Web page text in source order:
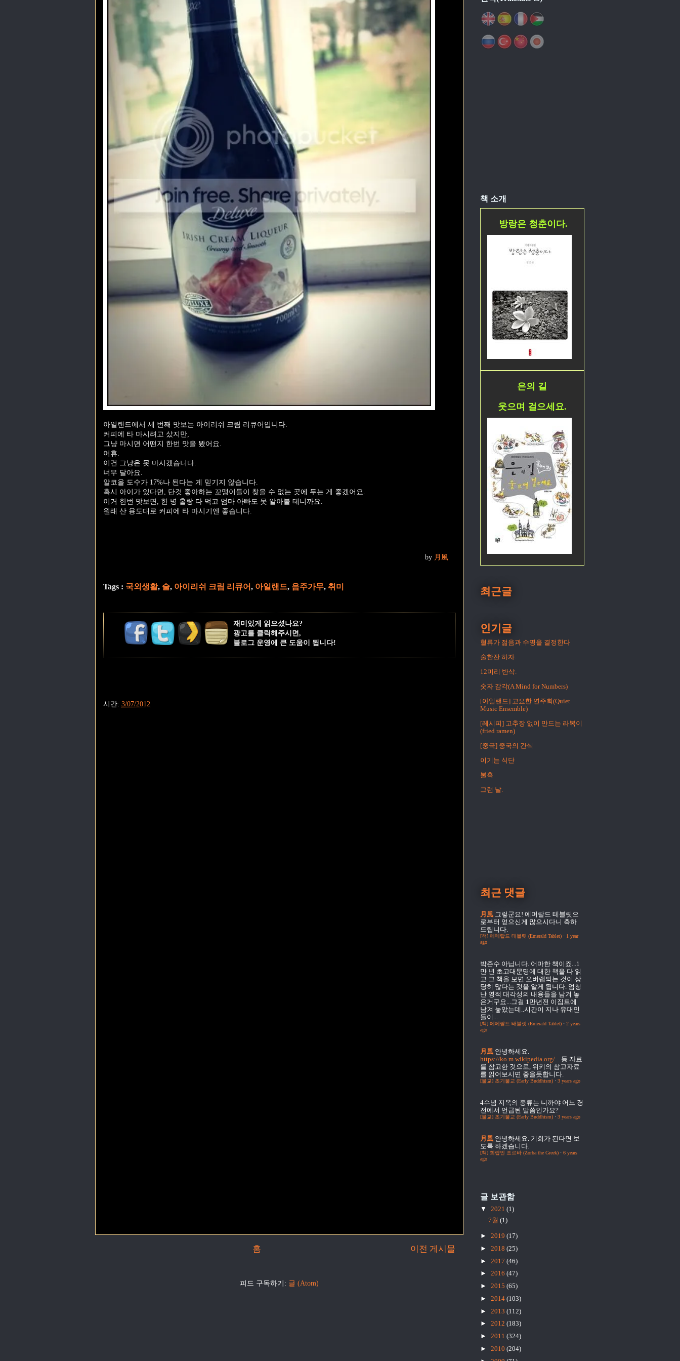
아일랜드에서 세 번째 맛보는 아이리쉬 크림 리큐어입니다.
커피에 타 마시려고 샀지만,
그냥 마시면 어떤지 한번 맛을 봤어요.
어휴.
이건 그냥은 못 마시겠습니다.
너무 달아요.
알코올 도수가 17%나 된다는 게 믿기지 않습니다.
혹시 아이가 있다면, 단것 좋아하는 꼬맹이들이 찾을 수 없는 곳에 두는 게 좋겠어요.
이거 한번 맛보면, 한 병 홀랑 다 먹고 엄마 아빠도 못 알아볼 테니까요.
원래 산 용도대로 커피에 타 마시기엔 좋습니다.
by 月風
Tags : 국외생활, 술, 아이리쉬 크림 리큐어, 아일랜드, 음주가무, 취미
재미있게 읽으셨나요?
광고를 클릭해주시면,
블로그 운영에 큰 도움이 됩니다!
시간: 3/07/2012
이전 게시물
홈
피드 구독하기: 글 (Atom)
책 소개
방랑은 청춘이다.
은의 길
웃으며 걸으세요.
최근글
인기글
혈류가 젊음과 수명을 결정한다
술한잔 하자.
12미리 반삭.
숫자 감각(A Mind for Numbers)
[아일랜드] 고요한 연주회(Quiet
Music Ensemble)
[레시피] 고추장 없이 만드는 라볶이
(fried ramen)
[중국] 중국의 간식
이기는 식단
불혹
그런 날.
최근 댓글
月風 그렇군요! 에머랄드 테블릿으
로부터 얻으신게 많으시다니 축하
드립니다.
[책] 에메랄드 태블릿 (Emerald Tablet) · 1 year
ago
박준수 아닙니다. 어마한 책이죠...1
만 년 초고대문명에 대한 책을 다 읽
고 그 책을 보면 오버랩되는 것이 상
당히 많다는 것을 알게 됩니다. 엄청
난 영적 대각성의 내용들을 남겨 놓
은거구요...그걸 1만년전 이집트에
남겨 놓았는데..시간이 지나 유대인
들이...
[책] 에메랄드 태블릿 (Emerald Tablet) · 2 years
ago
月風 안녕하세요.
https://ko.m.wikipedia.org/... 등 자료
를 참고한 것으로, 위키의 참고자료
를 읽어보시면 좋을듯합니다.
[불교] 초기불교 (Early Buddhism) · 3 years ago
4수념 지옥의 종류는 니까야 어느 경
전에서 언급된 말씀인가요?
[불교] 초기불교 (Early Buddhism) · 3 years ago
月風 안녕하세요. 기회가 된다면 보
도록 하겠습니다.
[책] 희랍인 조르바 (Zorba the Greek) · 6 years
ago
글 보관함
▼ 2021 (1)
7월 (1)
► 2019 (17)
► 2018 (25)
► 2017 (46)
► 2016 (47)
► 2015 (65)
► 2014 (103)
► 2013 (112)
► 2012 (183)
► 2011 (324)
► 2010 (204)